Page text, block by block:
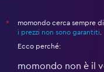
*
momondo cerca sempre
i prezzi non sono garantiti.
Ecco perché:
momondo non è il